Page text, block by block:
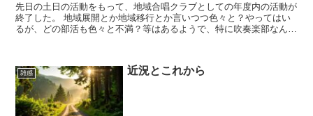
先日の土日の活動をもって、地域合唱クラブとしての年度内の活動が
終了した。 地域展開とか地域移行とか言いつつ色々と？やってはい
るが、どの部活も色々と不満？等はあるようで、特に吹奏楽部なんか
雑感 近況とこれから